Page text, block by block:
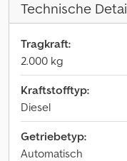
Technische
Tragkraft:
2.000 kg
Kraftstofftyp:
Diesel
Getriebetyp:
Automatisch